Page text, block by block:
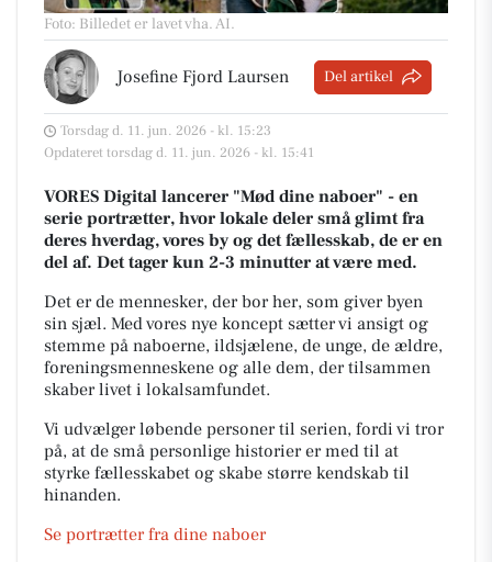
Foto: Billedet er lavet vha. AI.
Josefine Fjord Laursen Del artikel
Torsdag d. 11. jun. 2026 - kl. 15:23
Opdateret torsdag d. 11. jun. 2026 - kl. 15:41
VORES Digital lancerer "Mød dine naboer" - en
serie portrætter, hvor lokale deler små glimt fra
deres hverdag, vores by og det fællesskab, de er en
del af. Det tager kun 2-3 minutter at være med.
Det er de mennesker, der bor her, som giver byen
sin sjæl. Med vores nye koncept sætter vi ansigt og
stemme på naboerne, ildsjælene, de unge, de ældre,
foreningsmenneskene og alle dem, der tilsammen
skaber livet i lokalsamfundet.
Vi udvælger løbende personer til serien, fordi vi tror
på, at de små personlige historier er med til at
styrke fællesskabet og skabe større kendskab til
hinanden.
Se portrætter fra dine naboer